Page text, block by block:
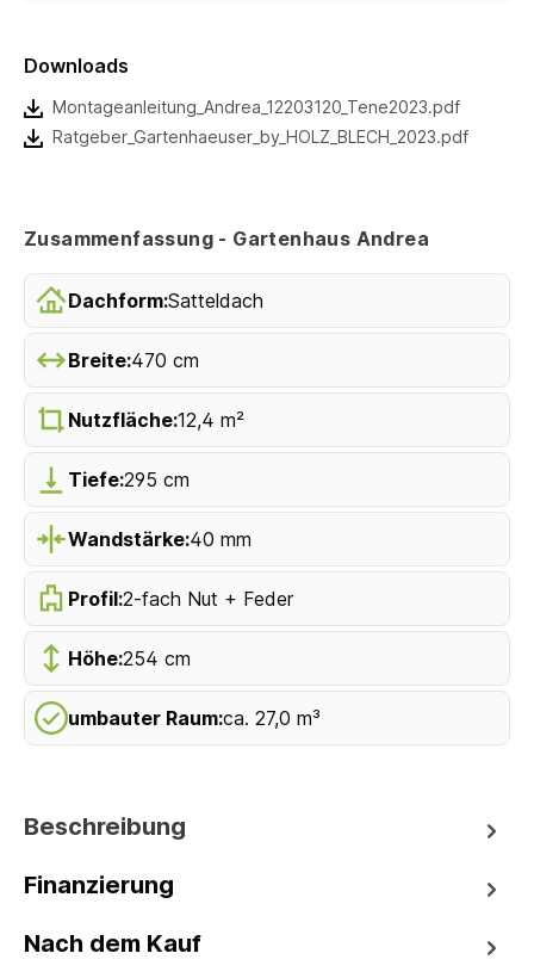
Downloads
Montageanleitung_Andrea_12203120_Tene2023.pdf
Ratgeber_Gartenhaeuser_by_HOLZ_BLECH_2023.pdf
Zusammenfassung - Gartenhaus Andrea
Dachform:Satteldach
Breite:470 cm
Nutzfläche:12,4 m²
Tiefe:295 cm
Wandstärke:40 mm
Profil:2-fach Nut + Feder
Höhe:254 cm
umbauter Raum:ca. 27,0 m³
Beschreibung
Finanzierung
Nach dem Kauf